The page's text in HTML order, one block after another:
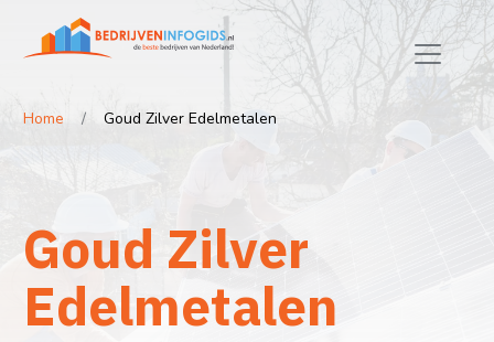
Home Goud Zilver Edelmetalen
Goud Zilver
Edelmetalen